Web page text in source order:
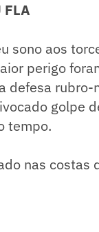
FLA
sono aos
perigo
defesa
golpe
tempo.
nas costas